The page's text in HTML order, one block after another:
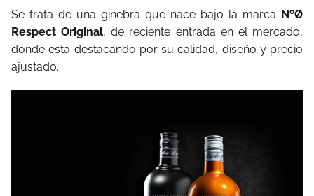
Se trata de una ginebra que nace bajo la marca NºØ
Respect Original, de reciente entrada en el mercado,
donde está destacando por su calidad, diseño y precio
ajustado.